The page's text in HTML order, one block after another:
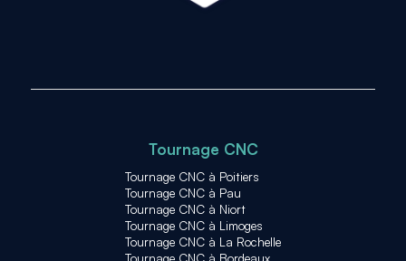
Tournage CNC
Tournage CNC à Poitiers
Tournage CNC à Pau
Tournage CNC à Niort
Tournage CNC à Limoges
Tournage CNC à La Rochelle